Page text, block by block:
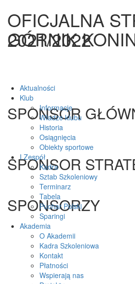
OFICJALNA
GÓRNIK
Aktualności
Klub
Informacje
Władze klubu
Historia
Osiągnięcia
Obiekty sportowe
I Zespół
Kadra
Sztab Szkoleniowy
Terminarz
Tabela
Puchar Polski
Sparingi
Akademia
O Akademii
Kadra Szkoleniowa
Kontakt
Płatności
Wspierają nas
2021/2022
SPONSOR
SPONSOR
SPONSORZY